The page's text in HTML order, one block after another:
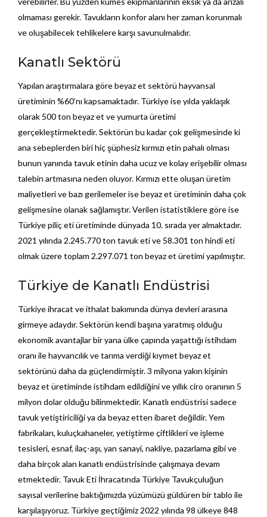
olmaması gerekir. Tavukların konfor alanı her zaman korunmalı
ve oluşabilecek tehlikelere karşı savunulmalıdır.
Kanatlı Sektörü
Yapılan araştırmalara göre beyaz et sektörü hayvansal
üretiminin %60’nı kapsamaktadır. Türkiye ise yılda yaklaşık
olarak 500 ton beyaz et ve yumurta üretimi
gerçekleştirmektedir. Sektörün bu kadar çok gelişmesinde ki
ana sebeplerden biri hiç şüphesiz kırmızı etin pahalı olması
bunun yanında tavuk etinin daha ucuz ve kolay erişebilir olması
talebin artmasına neden oluyor. Kırmızı ette oluşan üretim
maliyetleri ve bazı gerilemeler ise beyaz et üretiminin daha çok
gelişmesine olanak sağlamıştır. Verilen istatistiklere göre ise
Türkiye piliç eti üretiminde dünyada 10. sırada yer almaktadır.
2021 yılında 2.245.770 ton tavuk eti ve 58.301 ton hindi eti
olmak üzere toplam 2.297.071 ton beyaz et üretimi yapılmıştır.
Türkiye de Kanatlı Endüstrisi
Türkiye ihracat ve ithalat bakımında dünya devleri arasına
girmeye adaydır. Sektörün kendi başına yaratmış olduğu
ekonomik avantajlar bir yana ülke çapında yaşattığı istihdam
oranı ile hayvancılık ve tarıma verdiği kıymet beyaz et
sektörünü daha da güçlendirmiştir. 3 milyona yakın kişinin
beyaz et üretiminde istihdam edildiğini ve yıllık ciro oranının 5
milyon dolar olduğu bilinmektedir. Kanatlı endüstrisi sadece
tavuk yetiştiriciliği ya da beyaz etten ibaret değildir. Yem
fabrikaları, kuluçkahaneler, yetiştirme çiftlikleri ve işleme
tesisleri, esnaf, ilaç-aşı, yan sanayi, nakliye, pazarlama gibi ve
daha birçok alan kanatlı endüstrisinde çalışmaya devam
etmektedir. Tavuk Eti İhracatında Türkiye Tavukçuluğun
sayısal verilerine baktığımızda yüzümüzü güldüren bir tablo ile
karşılaşıyoruz. Türkiye geçtiğimiz 2022 yılında 98 ülkeye 848